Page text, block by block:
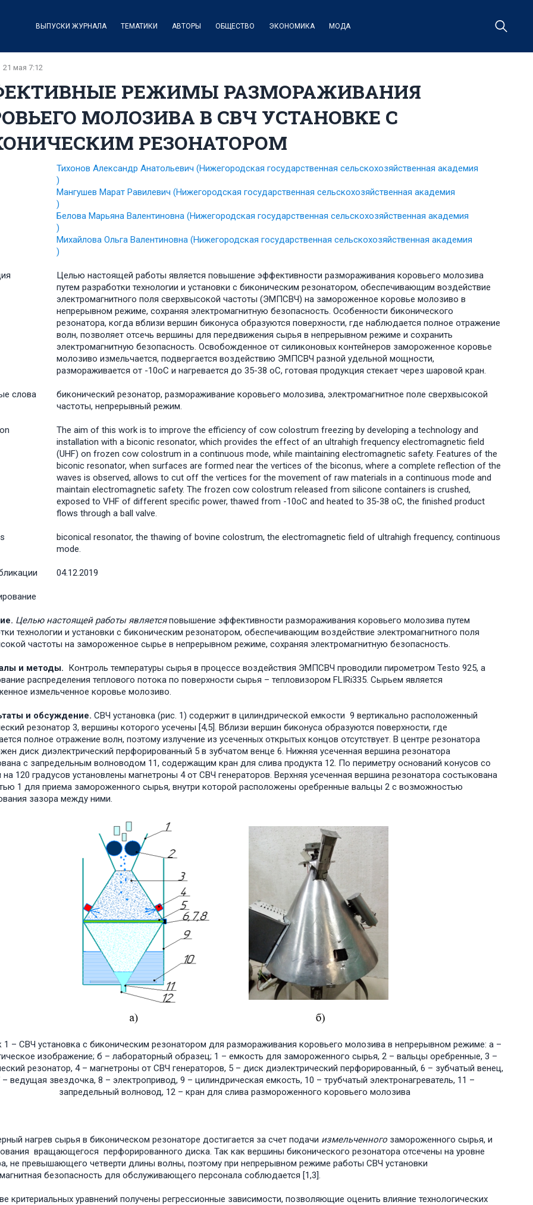
ВЫПУСКИ ЖУРНАЛА ТЕМАТИКИ АВТОРЫ ОБЩЕСТВО ЭКОНОМИКА МОДА
РЕЖИМЫ РАЗМОРАЖИВАНИЯ
МОЛОЗИВА В СВЧ УСТАНОВКЕ С
РЕЗОНАТОРОМ
21 мая 7:12
Тихонов Александр Анатольевич(Нижегородская государственная сельскохозяйственная академия
)
Мангушев Марат Равилевич(Нижегородская государственная сельскохозяйственная академия
)
Белова Марьяна Валентиновна(Нижегородская государственная сельскохозяйственная академия
)
Михайлова Ольга Валентиновна(Нижегородская государственная сельскохозяйственная академия
)
Целью настоящей работы является повышение эффективности размораживания коровьего молозива
путем разработки технологии и установки с биконическим резонатором, обеспечивающим воздействие
электромагнитного поля сверхвысокой частоты (ЭМПСВЧ) на замороженное коровье молозиво в
непрерывном режиме, сохраняя электромагнитную безопасность. Особенности биконического
резонатора, когда вблизи вершин биконуса образуются поверхности, где наблюдается полное отражение
волн, позволяет отсечь вершины для передвижения сырья в непрерывном режиме и сохранить
электромагнитную безопасность. Освобожденное от силиконовых контейнеров замороженное коровье
молозиво измельчается, подвергается воздействию ЭМПСВЧ разной удельной мощности,
размораживается от -10оС и нагревается до 35-38 оС, готовая продукция стекает через шаровой кран.
слова
биконический резонатор, размораживание коровьего молозива, электромагнитное поле сверхвысокой
частоты, непрерывный режим.
The aim of this work is to improve the efficiency of cow colostrum freezing by developing a technology and
installation with a biconic resonator, which provides the effect of an ultrahigh frequency electromagnetic field
(UHF) on frozen cow colostrum in a continuous mode, while maintaining electromagnetic safety. Features of the
biconic resonator, when surfaces are formed near the vertices of the biconus, where a complete reflection of the
waves is observed, allows to cut off the vertices for the movement of raw materials in a continuous mode and
maintain electromagnetic safety. The frozen cow colostrum released from silicone containers is crushed,
exposed to VHF of different specific power, thawed from -10oC and heated to 35-38 oC, the finished product
flows through a ball valve.
biconical resonator, the thawing of bovine colostrum, the electromagnetic field of ultrahigh frequency, continuous
mode.
04.12.2019
Целью настоящей работы являетсяповышение эффективности размораживания коровьего молозива путем
технологии и установки с биконическим резонатором, обеспечивающим воздействие электромагнитного поля
частоты на замороженное сырье в непрерывном режиме, сохраняя электромагнитную безопасность.
и методы. Контроль температуры сырья в процессе воздействия ЭМПСВЧ проводили пирометром Testo 925, а
распределения теплового потока по поверхности сырья – тепловизором FLIRi335. Сырьем является
измельченное коровье молозиво.
и обсуждение. СВЧ установка (рис. 1) содержит в цилиндрической емкости 9 вертикально расположенный
резонатор 3, вершины которого усечены [4,5]. Вблизи вершин биконуса образуются поверхности, где
полное отражение волн, поэтому излучение из усеченных открытых концов отсутствует. В центре резонатора
диск диэлектрический перфорированный 5 в зубчатом венце 6. Нижняя усеченная вершина резонатора
с запредельным волноводом 11, содержащим кран для слива продукта 12. По периметру оснований конусов со
на 120 градусов установлены магнетроны 4 от СВЧ генераторов. Верхняя усеченная вершина резонатора состыкована
1 для приема замороженного сырья, внутри которой расположены оребренные вальцы 2 с возможностью
зазора между ними.
1 – СВЧ установка с биконическим резонатором для размораживания коровьего молозива в непрерывном режиме: а –
изображение; б – лабораторный образец; 1 – емкость для замороженного сырья, 2 – вальцы оребренные, 3 –
резонатор, 4 – магнетроны от СВЧ генераторов, 5 – диск диэлектрический перфорированный, 6 – зубчатый венец,
– ведущая звездочка, 8 – электропривод, 9 – цилиндрическая емкость, 10 – трубчатый электронагреватель, 11 –
запредельный волновод, 12 – кран для слива размороженного коровьего молозива
нагрев сырья в биконическом резонаторе достигается за счет подачи измельченногозамороженного сырья, и
вращающегося перфорированного диска. Так как вершины биконического резонатора отсечены на уровне
не превышающего четверти длины волны, поэтому при непрерывном режиме работы СВЧ установки
безопасность для обслуживающего персонала соблюдается [1,3].
критериальных уравнений получены регрессионные зависимости, позволяющие оценить влияние технологических